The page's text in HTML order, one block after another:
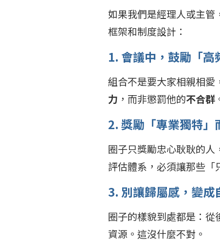
如果我們是經理人或主
框架和制度設計：
1. 會議中，鼓勵「高
組合不是要大家相親相
力 ，而非懲罰他的不合群
2. 獎勵「專業獨特」
圈子只獎勵忠心耿耿的
評估體系，必須讓那些
3. 別讓歸屬感，變成
圈子的樣貌到處都是：
資源。這沒什麼不對。